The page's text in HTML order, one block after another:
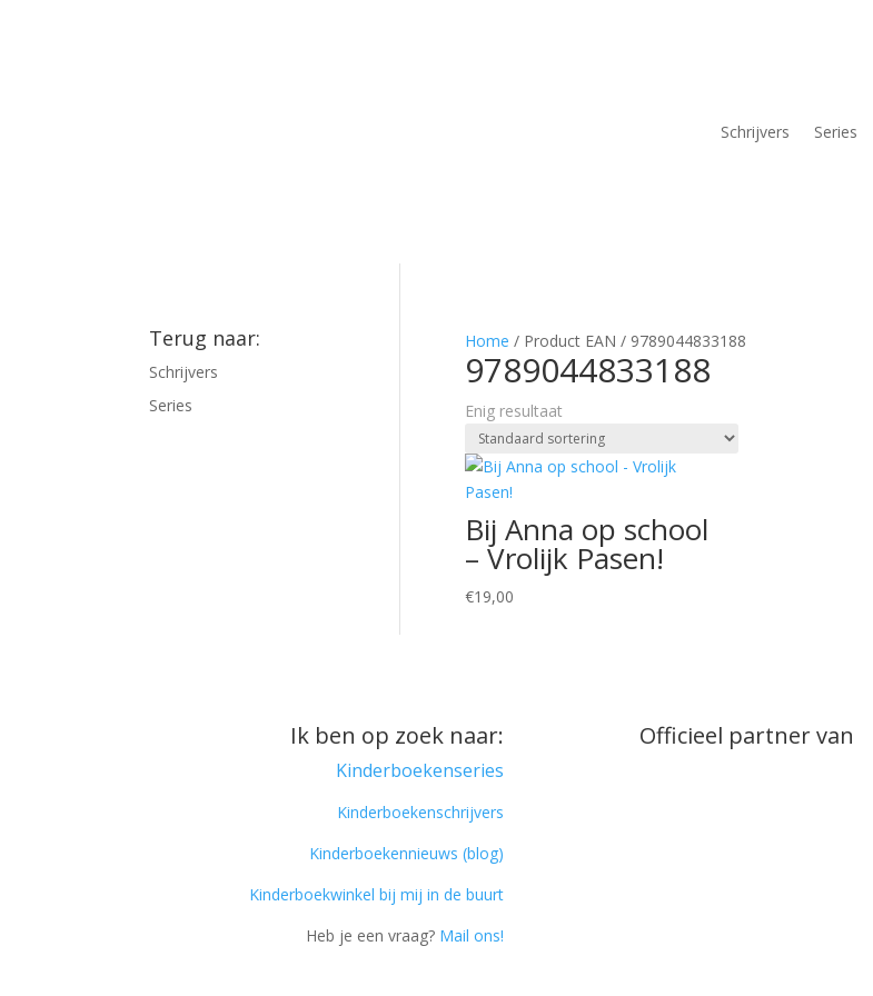
Schrijvers Series
Home / Product EAN / 9789044833188
9789044833188
Enig resultaat
Bij Anna op school
– Vrolijk Pasen!
€19,00
Terug naar:
Schrijvers
Series
Ik ben op zoek naar:
Kinderboekenseries
Kinderboekenschrijvers
Kinderboekennieuws (blog)
Kinderboekwinkel bij mij in de buurt
Heb je een vraag? Mail ons!
Officieel partner van